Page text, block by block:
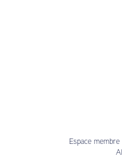
Espace membre